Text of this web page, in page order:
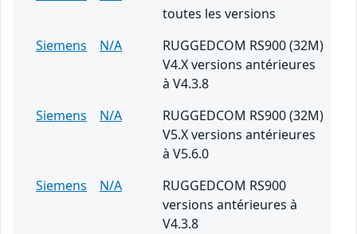
toutes les versions
Siemens
N/A
RUGGEDCOM RS900 (32M)
V4.X versions antérieures
à V4.3.8
Siemens
N/A
RUGGEDCOM RS900 (32M)
V5.X versions antérieures
à V5.6.0
Siemens
N/A
RUGGEDCOM RS900
versions antérieures à
V4.3.8